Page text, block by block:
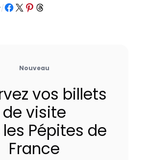
/Partager sur Facebook
Partager sur X Partager sur Pinterest
Partager sur Threads
Nouveau
vos billets
de visite
Pépites de
France